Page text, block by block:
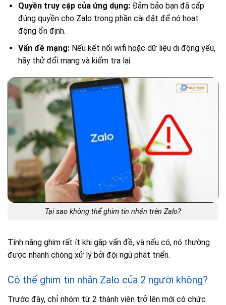
Quyền truy cập của ứng dụng:Đảm bảo bạn đã cấp
đúng quyền cho Zalo trong phần cài đặt để nó hoạt
động ổn định.
Vấn đề mạng:Nếu kết nối wifi hoặc dữ liệu di động yếu,
hãy thử đổi mạng và kiểm tra lại.
Tại sao không thể ghim tin nhắn trên Zalo?
Tính năng ghim rất ít khi gặp vấn đề, và nếu có, nó thường
được nhanh chóng xử lý bởi đội ngũ phát triển.
Có thể ghim tin nhắn Zalo của 2 người không?
Trước đây, chỉ nhóm từ 2 thành viên trở lên mới có chức